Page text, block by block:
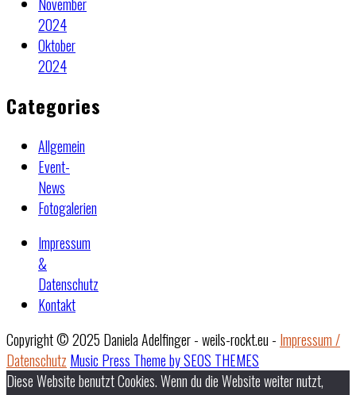
2024
Oktober
2024
Categories
Allgemein
Event-
News
Fotogalerien
Impressum
&
Datenschutz
Kontakt
Copyright © 2025 Daniela Adelfinger - weils-rockt.eu - Impressum /
Datenschutz Music Press Theme by SEOS THEMES
Diese Website benutzt Cookies. Wenn du die Website weiter nutzt,